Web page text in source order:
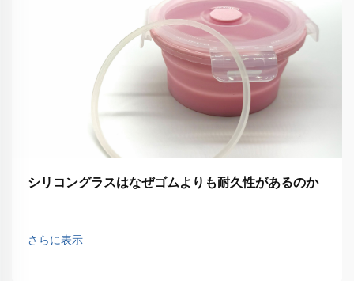
シリコングラスはなぜゴムよりも耐久性があるのか
さらに表示